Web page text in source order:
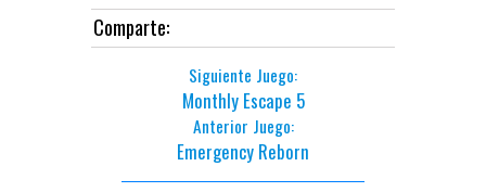
Comparte:
Siguiente Juego:
Monthly Escape 5
Anterior Juego:
Emergency Reborn